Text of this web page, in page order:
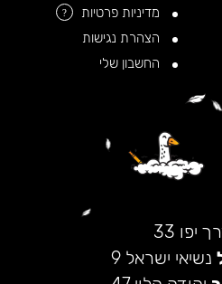
מדיניות פרטיות
?
הצהרת נגישות
החשבון שלי
יפו 33
נשיאי ישראל 9